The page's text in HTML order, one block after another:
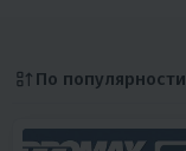
По популярности